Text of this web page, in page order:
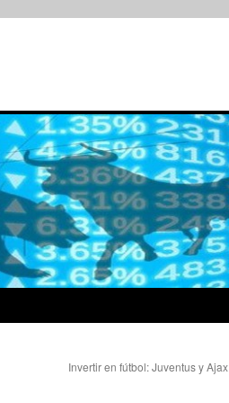
Invertir en fútbol: Juventus y Ajax